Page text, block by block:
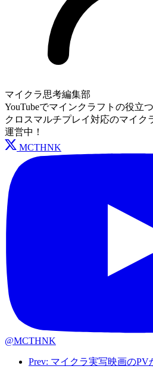
マイクラ思考編集部
YouTubeでマインクラフトの役立
クロスマルチプレイ対応のマイク
運営中！
MCTHNK
@MCTHNK
Prev: マイクラ実写映画の